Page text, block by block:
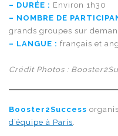
– DURÉE : Environ 1h30
– NOMBRE DE
grands groupes sur
– LANGUE : français et
Crédit Photos :
Booster2Success
d’équipe à Paris.